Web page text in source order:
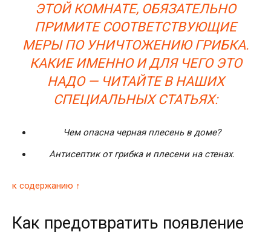
ЭТОЙ КОМНАТЕ, ОБЯЗАТЕЛЬНО
ПРИМИТЕ СООТВЕТСТВУЮЩИЕ
МЕРЫ ПО УНИЧТОЖЕНИЮ ГРИБКА.
КАКИЕ ИМЕННО И ДЛЯ ЧЕГО ЭТО
НАДО — ЧИТАЙТЕ В НАШИХ
СПЕЦИАЛЬНЫХ СТАТЬЯХ:
Чем опасна черная плесень в доме?
Антисептик от грибка и плесени на стенах.
к содержанию ↑
Как предотвратить появление